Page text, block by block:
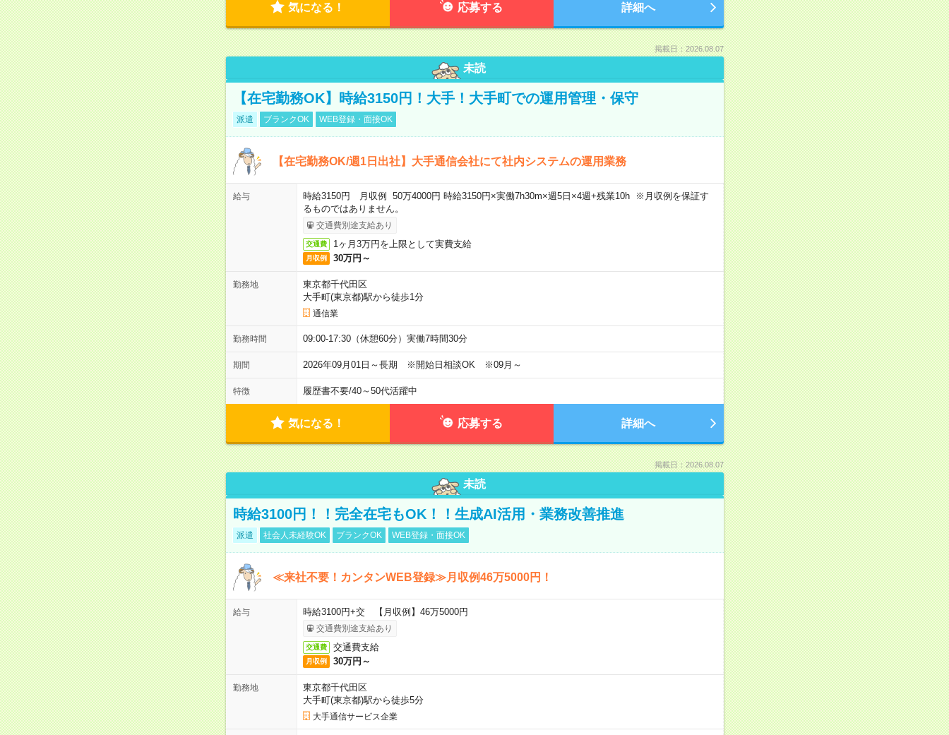
気になる！ 応募する 詳細へ
掲載日：2026.08.07
未読
【在宅勤務OK】時給3150円！大手！大手町での運用管理・保守
派遣 ブランクOK WEB登録・面接OK
【在宅勤務OK/週1日出社】大手通信会社にて社内システムの運用業務
給与
時給3150円 月収例 50万4000円 時給3150円×実働7h30m×週5日×4週+残業10h ※月収例を保証す
るものではありません。
交通費別途支給あり
交通費 1ヶ月3万円を上限として実費支給
月収例 30万円～
勤務地
東京都千代田区
大手町(東京都)駅から徒歩1分
通信業
勤務時間 09:00-17:30（休憩60分）実働7時間30分
期間 2026年09月01日～長期 ※開始日相談OK ※09月～
特徴 履歴書不要/40～50代活躍中
気になる！ 応募する 詳細へ
掲載日：2026.08.07
未読
時給3100円！！完全在宅もOK！！生成AI活用・業務改善推進
派遣 社会人未経験OK ブランクOK WEB登録・面接OK
≪来社不要！カンタンWEB登録≫月収例46万5000円！
給与 時給3100円+交 【月収例】46万5000円
交通費別途支給あり
交通費 交通費支給
月収例 30万円～
勤務地
東京都千代田区
大手町(東京都)駅から徒歩5分
大手通信サービス企業